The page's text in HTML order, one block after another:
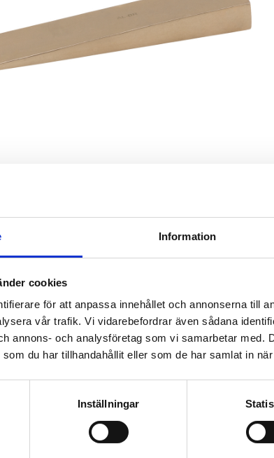
Information
cookies
för att anpassa innehållet och annonserna till
vår trafik. Vi vidarebefordrar även sådana
annons- och analysföretag som vi samarbetar med.
du har tillhandahållit eller som de har samlat in
Inställningar
brons (icke-järn-legering)